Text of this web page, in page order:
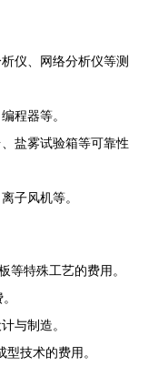
仪、网络分析仪等测
程器等。
盐雾试验箱等可靠性
子风机等。
等特殊工艺的费用。
与制造。
技术的费用。